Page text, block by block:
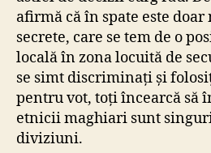
afirmă că în spate este
secrete, care se tem de o
locală în zona locuită de
se simt discriminați și
pentru vot, toți încearcă să
etnicii maghiari sunt
diviziuni.